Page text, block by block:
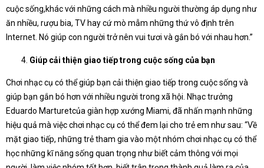
cuộc sống,khác với những cách mà nhiều người thường áp dụng như
ăn nhiều, rượu bia, TV hay cứ mò mẫm những thứ vô định trên
Internet. Nó giúp con người trở nên vui tươi và gắn bó với nhau hơn.”
Giúp cải thiện giao tiếp trong cuộc sống của bạn
Chơi nhạc cụ có thể giúp bạn cải thiện giao tiếp trong cuộc sống và
giúp bạn gắn bó hơn với nhiều người trong xã hội. Nhạc trưởng
Eduardo Marturetcủa giàn hợp xướng Miami, đã nhấn mạnh những
hiệu quả mà việc chơi nhạc cụ có thể đem lại cho trẻ em như sau: “Về
mặt giao tiếp, những trẻ tham gia vào một nhóm chơi nhạc cụ có thể
học những kĩ năng sống quan trọng như biết cảm thông với mọi